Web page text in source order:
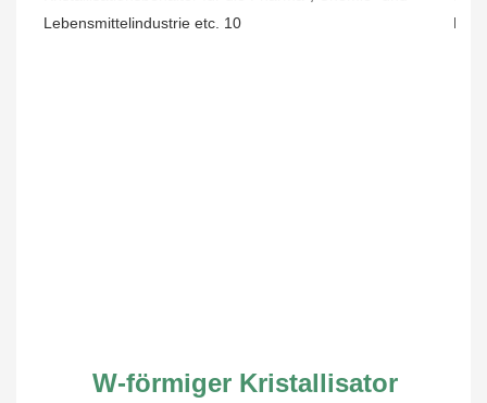
W-förmiger Kristallisator